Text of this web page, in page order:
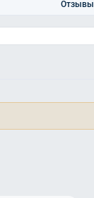
Отзывы